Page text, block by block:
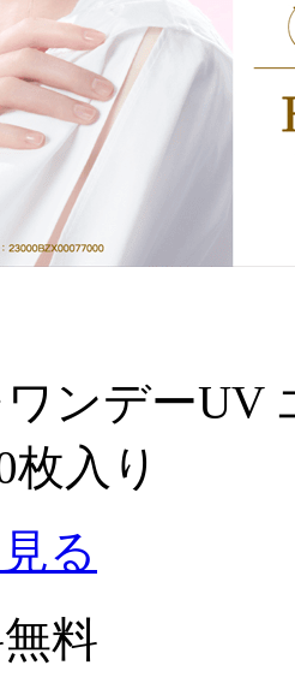
ンデーUV
入り
る
料